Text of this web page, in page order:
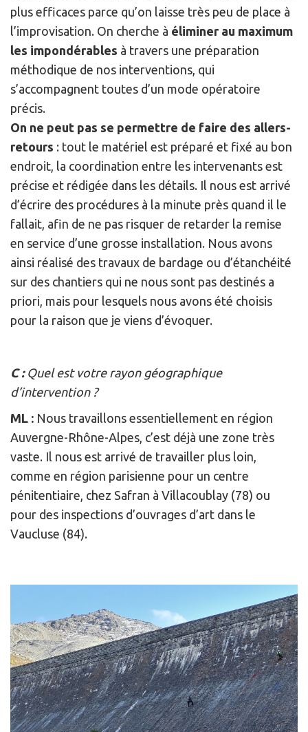
plus efficaces parce qu’on laisse très peu de place à
l’improvisation. On cherche à éliminer au maximum
les impondérables à travers une préparation
méthodique de nos interventions, qui
s’accompagnent toutes d’un mode opératoire
précis.
On ne peut pas se permettre de faire des allers-
retours : tout le matériel est préparé et fixé au bon
endroit, la coordination entre les intervenants est
précise et rédigée dans les détails. Il nous est arrivé
d’écrire des procédures à la minute près quand il le
fallait, afin de ne pas risquer de retarder la remise
en service d’une grosse installation. Nous avons
ainsi réalisé des travaux de bardage ou d’étanchéité
sur des chantiers qui ne nous sont pas destinés a
priori, mais pour lesquels nous avons été choisis
pour la raison que je viens d’évoquer.
C :Quel est votre rayon géographique
d’intervention ?
ML : Nous travaillons essentiellement en région
Auvergne-Rhône-Alpes, c’est déjà une zone très
vaste. Il nous est arrivé de travailler plus loin,
comme en région parisienne pour un centre
pénitentiaire, chez Safran à Villacoublay (78) ou
pour des inspections d’ouvrages d’art dans le
Vaucluse (84).